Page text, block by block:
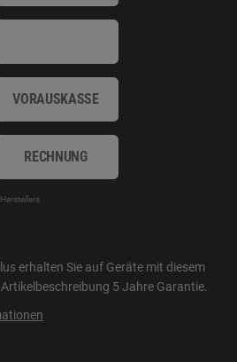
VORAUSKASSE
RECHNUNG
erhalten Sie auf Geräte mit diesem
5 Jahre Garantie.